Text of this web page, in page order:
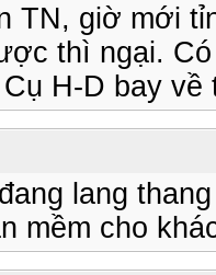
TN, giờ mới
thì ngại.
H-D bay
lang
mềm cho